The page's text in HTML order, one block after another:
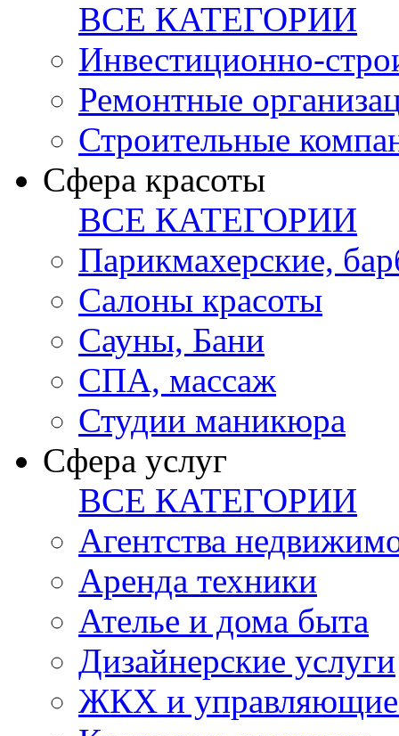
ВСЕ КАТЕГОРИИ
Инвестиционно-
Ремонтные
Строительные
Сфера красоты
ВСЕ КАТЕГОРИИ
Парикмахерские,
Салоны красоты
Сауны, Бани
СПА, массаж
Студии маникюра
Сфера услуг
ВСЕ КАТЕГОРИИ
Агентства
Аренда техники
Ателье и дома быта
Дизайнерские услуги
ЖКХ и управляющие